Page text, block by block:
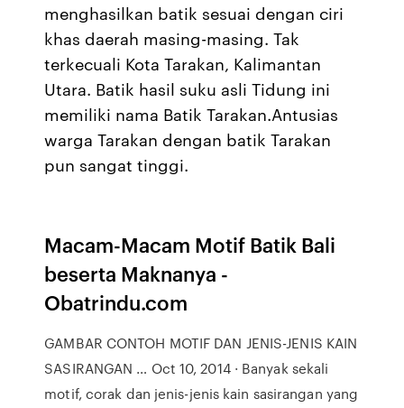
menghasilkan batik sesuai dengan ciri
khas daerah masing-masing. Tak
terkecuali Kota Tarakan, Kalimantan
Utara. Batik hasil suku asli Tidung ini
memiliki nama Batik Tarakan.Antusias
warga Tarakan dengan batik Tarakan
pun sangat tinggi.
Macam-Macam Motif Batik Bali
beserta Maknanya -
Obatrindu.com
GAMBAR CONTOH MOTIF DAN JENIS-JENIS KAIN
SASIRANGAN … Oct 10, 2014 · Banyak sekali
motif, corak dan jenis-jenis kain sasirangan yang